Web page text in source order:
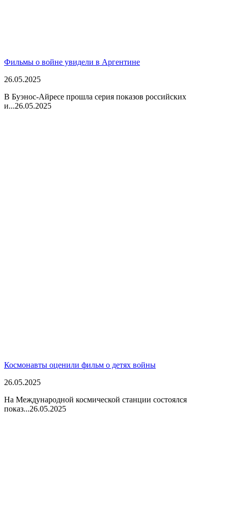
Фильмы о войне увидели в Аргентине
26.05.2025
В Буэнос-Айресе прошла серия показов российских
и...26.05.2025
Космонавты оценили фильм о детях войны
26.05.2025
На Международной космической станции состоялся
показ...26.05.2025